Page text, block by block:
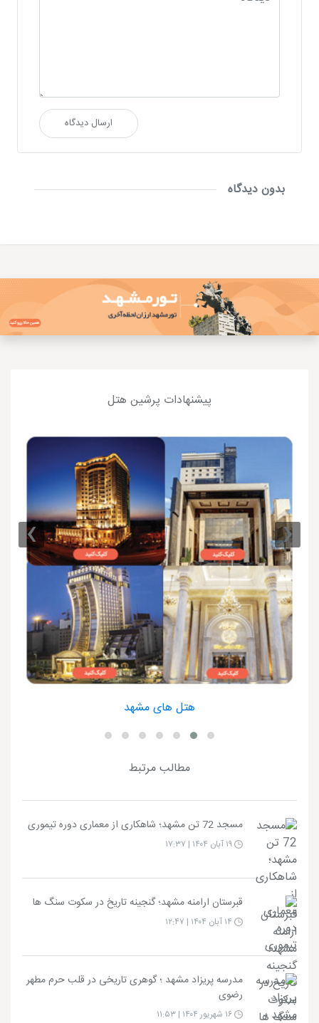
ارسال دیدگاه
بدون دیدگاه
پیشنهادات پرشین هتل
هتل های مشهد
‹
›
مطالب مرتبط
مسجد 72 تن مشهد؛ شاهکاری از معماری دوره تیموری
قبرستان ارامنه مشهد؛ گنجینه تاریخ در سکوت سنگ ها
مدرسه پریزاد مشهد ؛ گوهری تاریخی در قلب حرم مطهر
رضوی